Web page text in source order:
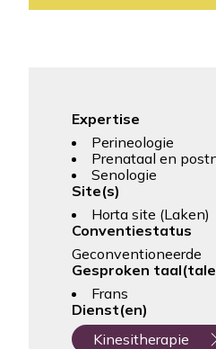
Expertise
Perineologie
Prenataal en
Senologie
Site(s)
Horta site (Laken)
Conventiestatus
Geconventioneerde
Gesproken
Frans
Dienst(en)
Kinesitherapie